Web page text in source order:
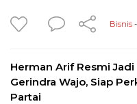
Bisnis
Herman Arif Resmi
Gerindra Wajo, Siap
Partai